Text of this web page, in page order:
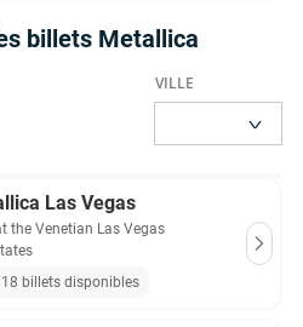
billets Metallica
Las Vegas
the Venetian Las Vegas
billets disponibles